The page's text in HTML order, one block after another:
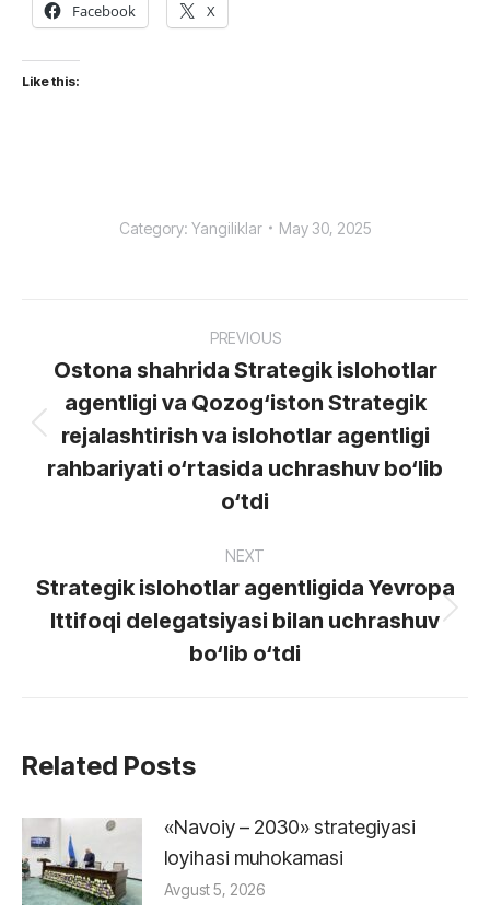
Facebook X
Like this:
Category: Yangiliklar May 30, 2025
navigation
PREVIOUS
Previous
post:
Ostona shahrida Strategik islohotlar
agentligi va Qozog‘iston Strategik
rejalashtirish va islohotlar agentligi
rahbariyati o‘rtasida uchrashuv bo‘lib
o‘tdi
NEXT
Next
post:
Strategik islohotlar agentligida Yevropa
Ittifoqi delegatsiyasi bilan uchrashuv
bo‘lib o‘tdi
Related Posts
«Navoiy – 2030» strategiyasi
loyihasi muhokamasi
Avgust 5, 2026